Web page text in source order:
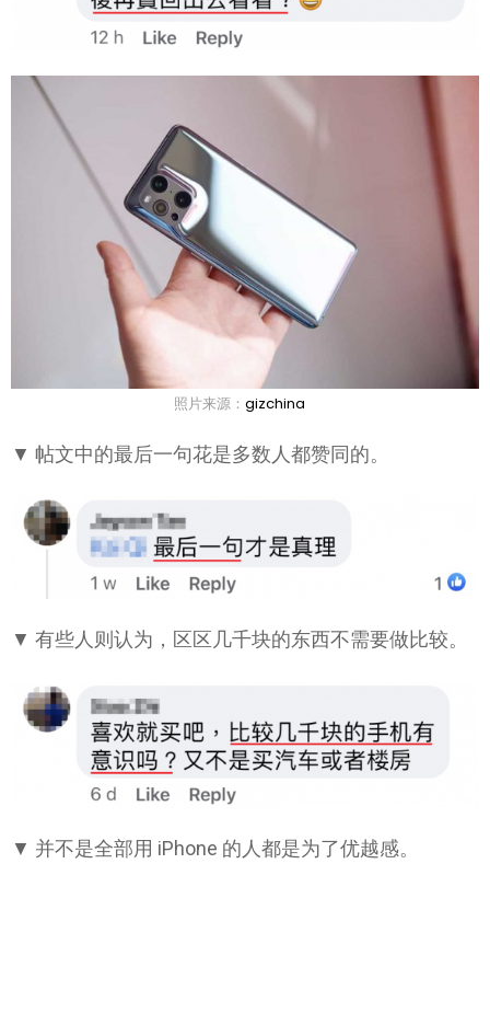
照片来源： gizchina
▼ 帖文中的最后一句花是多数人都赞同的。
▼ 有些人则认为，区区几千块的东西不需要做比较。
▼ 并不是全部用 iPhone 的人都是为了优越感。